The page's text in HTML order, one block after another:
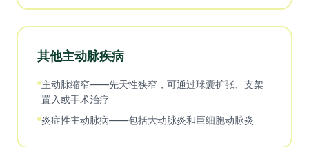
其他主动脉疾病
主动脉缩窄——先天性狭窄，可通过球囊扩张、支架
置入或手术治疗
炎症性主动脉病——包括大动脉炎和巨细胞动脉炎